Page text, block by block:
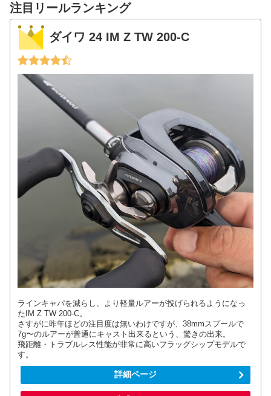
注目リールランキング
ダイワ 24 IM Z TW 200-C
ラインキャパを減らし、より軽量ルアーが投げられるようになっ
たIM Z TW 200-C。
さすがに昨年ほどの注目度は無いわけですが、38mmスプールで
7g〜のルアーが普通にキャスト出来るという、驚きの出来。
飛距離・トラブルレス性能が非常に高いフラッグシップモデルで
す。
詳細ページ